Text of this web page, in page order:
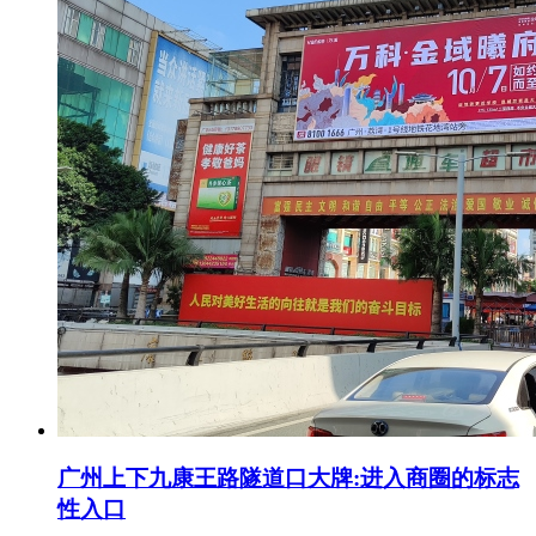
广州上下九康王路隧道口大牌:进入商圈的标志
性入口